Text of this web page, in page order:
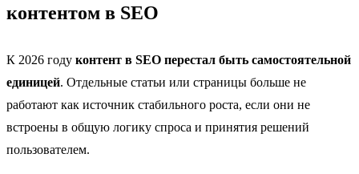
контентом в SEO
К 2026 году контент в SEO перестал быть самостоятельной
единицей. Отдельные статьи или страницы больше не
работают как источник стабильного роста, если они не
встроены в общую логику спроса и принятия решений
пользователем.